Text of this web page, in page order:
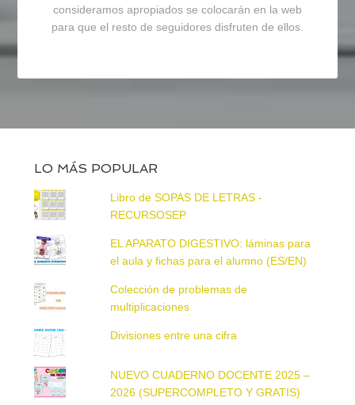
consideramos apropiados se colocarán en la web
para que el resto de seguidores disfruten de ellos.
LO MÁS POPULAR
Libro de SOPAS DE LETRAS -
RECURSOSEP
EL APARATO DIGESTIVO: láminas para
el aula y fichas para el alumno (ES/EN)
Colección de problemas de
multiplicaciones
Divisiones entre una cifra
NUEVO CUADERNO DOCENTE 2025 –
2026 (SUPERCOMPLETO Y GRATIS)